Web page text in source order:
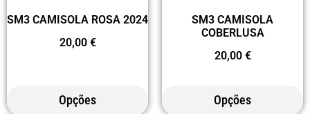
SM3 CAMISOLA ROSA 2024
20,00 €
Opções
SM3 CAMISOLA
COBERLUSA
20,00 €
Opções